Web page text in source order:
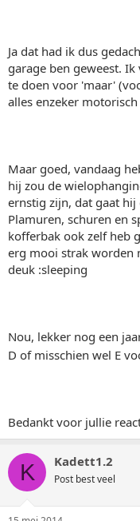
Ja dat had ik dus
garage ben geweest.
te doen voor 'maar'
alles enzeker
Maar goed, vandaag
hij zou de
ernstig zijn, dat gaat
Plamuren, schuren en
kofferbak ook zelf heb
erg mooi strak worden
deuk :sleeping
Nou, lekker nog een
D of misschien wel E
Bedankt voor jullie
K Kadett1.2
Post best veel